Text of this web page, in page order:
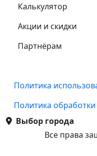
Калькулятор
Акции и скидки
Партнёрам
Подвал
Политика
Политика
Выбор города
Все права